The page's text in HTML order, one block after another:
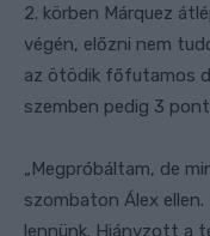
2. körben Márquez
végén, előzni nem
az ötödik főfutamos
szemben pedig 3
„Megpróbáltam, de
szombaton Álex
lennünk. Hiányzott a